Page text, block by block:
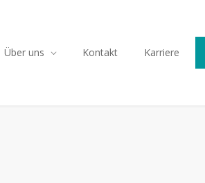
Über uns Kontakt Karriere